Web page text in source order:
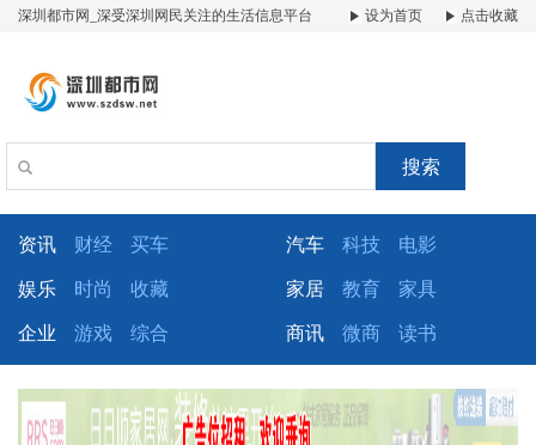
深圳都市网_深受深圳网民关注的生活信息平台 设为首页 点击收藏
搜索
资讯 财经 买车 汽车 科技 电影
娱乐 时尚 收藏 家居 教育 家具
企业 游戏 综合 商讯 微商 读书